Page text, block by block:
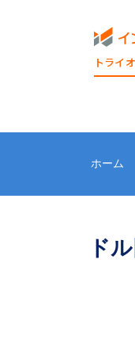
トライ
ホーム
ド